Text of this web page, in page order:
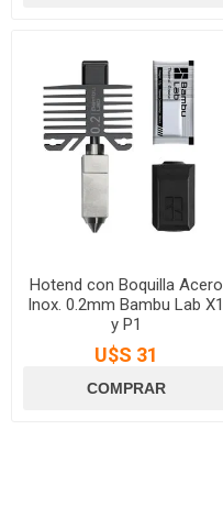
Hotend con Boquilla Acero
Inox. 0.2mm Bambu Lab X1
y P1
U$S 31